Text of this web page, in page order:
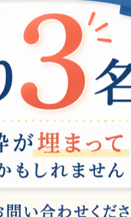
ことが注目されていま
えば、異なる文化を持
ユーザー層に響く作品
意見が尊重され、チー
質なゲームが制作され
ることは、今後のゲーム